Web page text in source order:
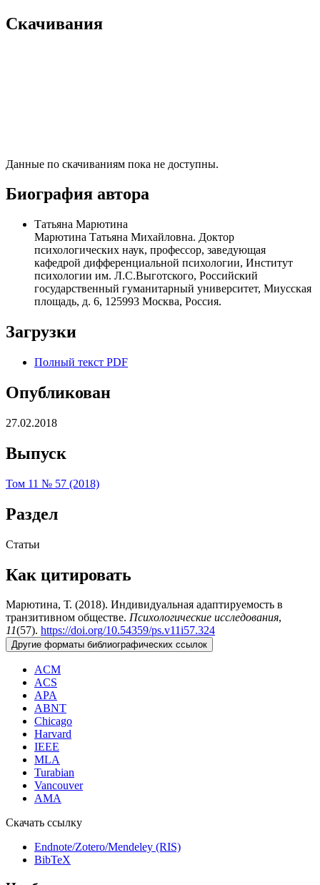
Скачивания
Данные по скачиваниям пока не доступны.
Биография автора
Татьяна Марютина
Марютина Татьяна Михайловна. Доктор
психологических наук, профессор, заведующая
кафедрой дифференциальной психологии, Институт
психологии им. Л.С.Выготского, Российский
государственный гуманитарный университет, Миусская
площадь, д. 6, 125993 Москва, Россия.
Загрузки
Полный текст PDF
Опубликован
27.02.2018
Выпуск
Том 11 № 57 (2018)
Раздел
Статьи
Как цитировать
Марютина, Т. (2018). Индивидуальная адаптируемость в
транзитивном обществе. Психологические исследования,
11(57). https://doi.org/10.54359/ps.v11i57.324
Другие форматы библиографических ссылок
ACM
ACS
APA
ABNT
Chicago
Harvard
IEEE
MLA
Turabian
Vancouver
AMA
Скачать ссылку
Endnote/Zotero/Mendeley (RIS)
BibTeX